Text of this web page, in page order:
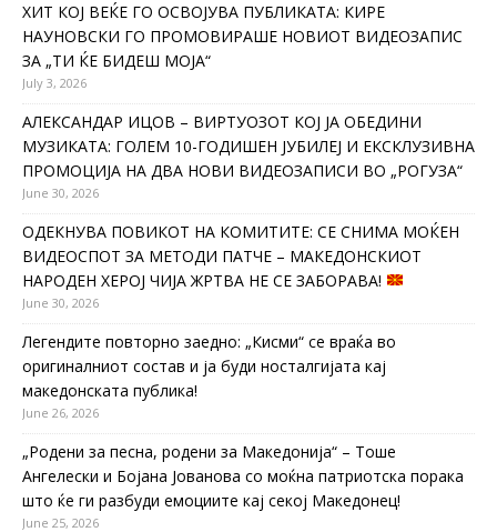
ХИТ КОЈ ВЕЌЕ ГО ОСВОЈУВА ПУБЛИКАТА: КИРЕ
НАУНОВСКИ ГО ПРОМОВИРАШЕ НОВИОТ ВИДЕОЗАПИС
ЗА „ТИ ЌЕ БИДЕШ МОЈА“
July 3, 2026
АЛЕКСАНДАР ИЦОВ – ВИРТУОЗОТ КОЈ ЈА ОБЕДИНИ
МУЗИКАТА: ГОЛЕМ 10-ГОДИШЕН ЈУБИЛЕЈ И ЕКСКЛУЗИВНА
ПРОМОЦИЈА НА ДВА НОВИ ВИДЕОЗАПИСИ ВО „РОГУЗА“
June 30, 2026
ОДЕКНУВА ПОВИКОТ НА КОМИТИТЕ: СЕ СНИМА МОЌЕН
ВИДЕОСПОТ ЗА МЕТОДИ ПАТЧЕ – МАКЕДОНСКИОТ
НАРОДЕН ХЕРОЈ ЧИЈА ЖРТВА НЕ СЕ ЗАБОРАВА!
June 30, 2026
Легендите повторно заедно: „Кисми“ се враќа во
оригиналниот состав и ја буди носталгијата кај
македонската публика!
June 26, 2026
„Родени за песна, родени за Македонија“ – Тоше
Ангелески и Бојана Јованова со моќна патриотска порака
што ќе ги разбуди емоциите кај секој Македонец!
June 25, 2026